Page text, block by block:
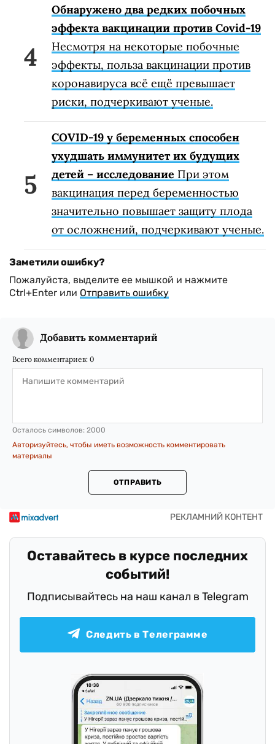
Обнаружено два редких побочных
эффекта вакцинации против Covid-19
Несмотря на некоторые побочные
эффекты, польза вакцинации против
коронавируса всё ещё превышает
риски, подчеркивают ученые.
COVID-19 у беременных способен
ухудшать иммунитет их будущих
детей – исследование При этом
вакцинация перед беременностью
значительно повышает защиту плода
от осложнений, подчеркивают ученые.
Заметили ошибку?
Пожалуйста, выделите ее мышкой и нажмите
Ctrl+Enter или Отправить ошибку
Добавить комментарий
Всего комментариев: 0
Осталось символов: 2000
Авторизуйтесь, чтобы иметь возможность комментировать
материалы
ОТПРАВИТЬ
Оставайтесь в курсе последних
событий!
Подписывайтесь на наш канал в Telegram
Следить в Телеграмме